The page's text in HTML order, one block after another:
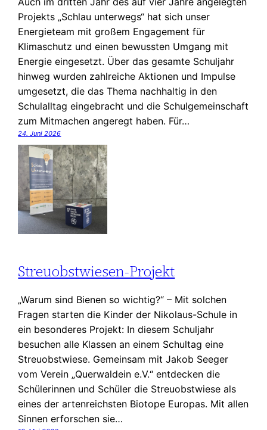
Projekts „Schlau unterwegs“ hat sich unser
Energieteam mit großem Engagement für
Klimaschutz und einen bewussten Umgang mit
Energie eingesetzt. Über das gesamte Schuljahr
hinweg wurden zahlreiche Aktionen und Impulse
umgesetzt, die das Thema nachhaltig in den
Schulalltag eingebracht und die Schulgemeinschaft
zum Mitmachen angeregt haben. Für…
24. Juni 2026
Streuobstwiesen-Projekt
„Warum sind Bienen so wichtig?“ – Mit solchen
Fragen starten die Kinder der Nikolaus-Schule in
ein besonderes Projekt: In diesem Schuljahr
besuchen alle Klassen an einem Schultag eine
Streuobstwiese. Gemeinsam mit Jakob Seeger
vom Verein „Querwaldein e.V.“ entdecken die
Schülerinnen und Schüler die Streuobstwiese als
eines der artenreichsten Biotope Europas. Mit allen
Sinnen erforschen sie…